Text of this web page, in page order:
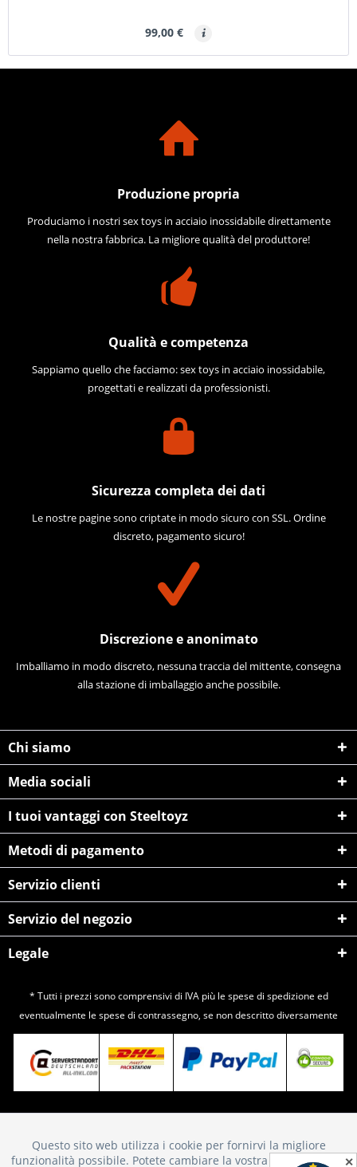
99,00 €
✕
Produzione propria
Produciamo i nostri sex toys in acciaio inossidabile direttamente
nella nostra fabbrica. La migliore qualità del produttore!
Qualità e competenza
Sappiamo quello che facciamo: sex toys in acciaio inossidabile,
progettati e realizzati da professionisti.
Sicurezza completa dei dati
Le nostre pagine sono criptate in modo sicuro con SSL. Ordine
discreto, pagamento sicuro!
Discrezione e anonimato
Imballiamo in modo discreto, nessuna traccia del mittente, consegna
alla stazione di imballaggio anche possibile.
Chi siamo
Media sociali
I tuoi vantaggi con Steeltoyz
Metodi di pagamento
Servizio clienti
Servizio del negozio
Legale
* Tutti i prezzi sono comprensivi di IVA più le spese di spedizione ed
eventualmente le spese di contrassegno, se non descritto diversamente
Funktionale Attivo
Questo sito web utilizza i cookie per fornirvi la migliore
funzionalità possibile. Potete cambiare la vostra scelta sull'uso